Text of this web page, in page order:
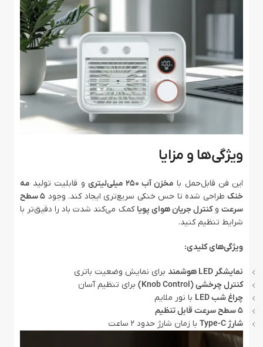
ویژگی‌ها و مزایا
این فن قابل‌حمل با مخزن آب ۲۵۰ میلی‌لیتری و قابلیت تولید مه
خنکطراحی شده تا حس خنکی سریع‌تری ایجاد کند. وجود
۵ سطح
سرعتوکنترل جریان هوای پویا کمک می‌کند شدت باد را دقیق‌تر با
شرایط تنظیم کنید.
ویژگی‌های کلیدی:
نمایشگر LED هوشمند
برای نمایش وضعیت باتری
کنترل چرخشی (Knob Control)
برای تنظیم آسان
چراغ شب LED
با نور ملایم
۵ سطح سرعت قابل تنظیم
شارژ Type-C
با زمان شارژ حدود ۲ ساعت